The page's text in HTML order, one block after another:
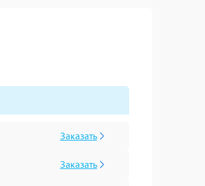
Заказать
Заказать